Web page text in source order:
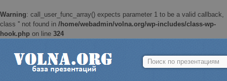
Warning: call_user_func_array() expects parameter 1 to be a valid callback,
class '' not found in /home/webadmin/volna.org/wp-includes/class-wp-
hook.php on line 324
Найти: